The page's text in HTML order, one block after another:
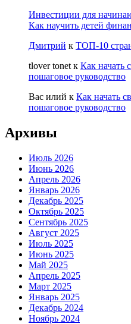
Инвестиции для
Как научить детей
Дмитрий к ТОП-10
tlover tonet к Как начать
пошаговое руководство
Вас илий к Как начать
пошаговое руководство
Архивы
Июль 2026
Июнь 2026
Апрель 2026
Январь 2026
Декабрь 2025
Октябрь 2025
Сентябрь 2025
Август 2025
Июль 2025
Июнь 2025
Май 2025
Апрель 2025
Март 2025
Январь 2025
Декабрь 2024
Ноябрь 2024